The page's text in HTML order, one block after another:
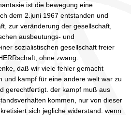
ist die bewegung eine
dem 2.juni 1967 entstanden und
zur veränderung der gesellschaft,
ausbeutungs- und
sozialistischen gesellschaft freier
ohne zwang.
daß wir viele fehler gemacht
und kampf für eine andere welt war zu
gerechtfertigt. der kampf muß aus
kommen, nur von dieser
sich jegliche widerstand. wenn